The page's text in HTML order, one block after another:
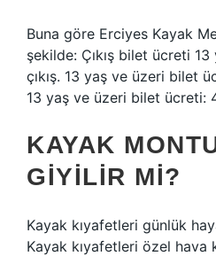
Buna göre Erciyes Kayak
şekilde: Çıkış bilet ücreti
çıkış. 13 yaş ve üzeri bilet
13 yaş ve üzeri bilet ücreti:
KAYAK
GIYILIR MI?
Kayak kıyafetleri günlük
Kayak kıyafetleri özel hava